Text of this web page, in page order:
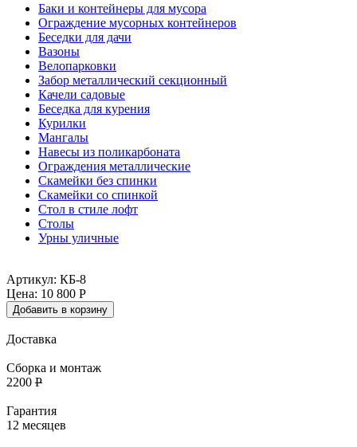
Баки и контейнеры для мусора
Ограждение мусорных контейнеров
Беседки для дачи
Вазоны
Велопарковки
Забор металлический секционный
Качели садовые
Беседка для курения
Курилки
Мангалы
Навесы из поликарбоната
Ограждения металлические
Скамейки без спинки
Скамейки со спинкой
Стол в стиле лофт
Столы
Урны уличные
Артикул: КБ-8
Цена: 10 800 Р
Добавить в корзину
Доставка
Сборка и монтаж
2200 Р
Гарантия
12 месяцев